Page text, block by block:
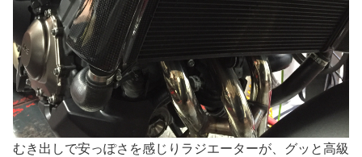
むき出しで安っぽさを感じりラジエーターが、グッと高級